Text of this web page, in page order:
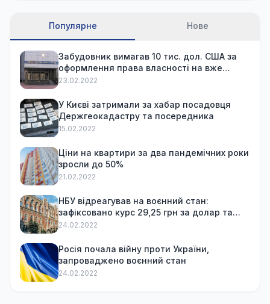
Популярне Нове
Забудовник вимагав 10 тис. дол. США за
оформлення права власності на вже
куплену квартиру
23.02.2022
У Києві затримали за хабар посадовця
Держгеокадастру та посередника
15.02.2022
Ціни на квартири за два пандемічних роки
зросли до 50%
21.02.2022
НБУ відреагував на воєнний стан:
зафіксовано курс 29,25 грн за долар та
обмежив зняття готівки
24.02.2022
Росія почала війну проти України,
запроваджено воєнний стан
24.02.2022